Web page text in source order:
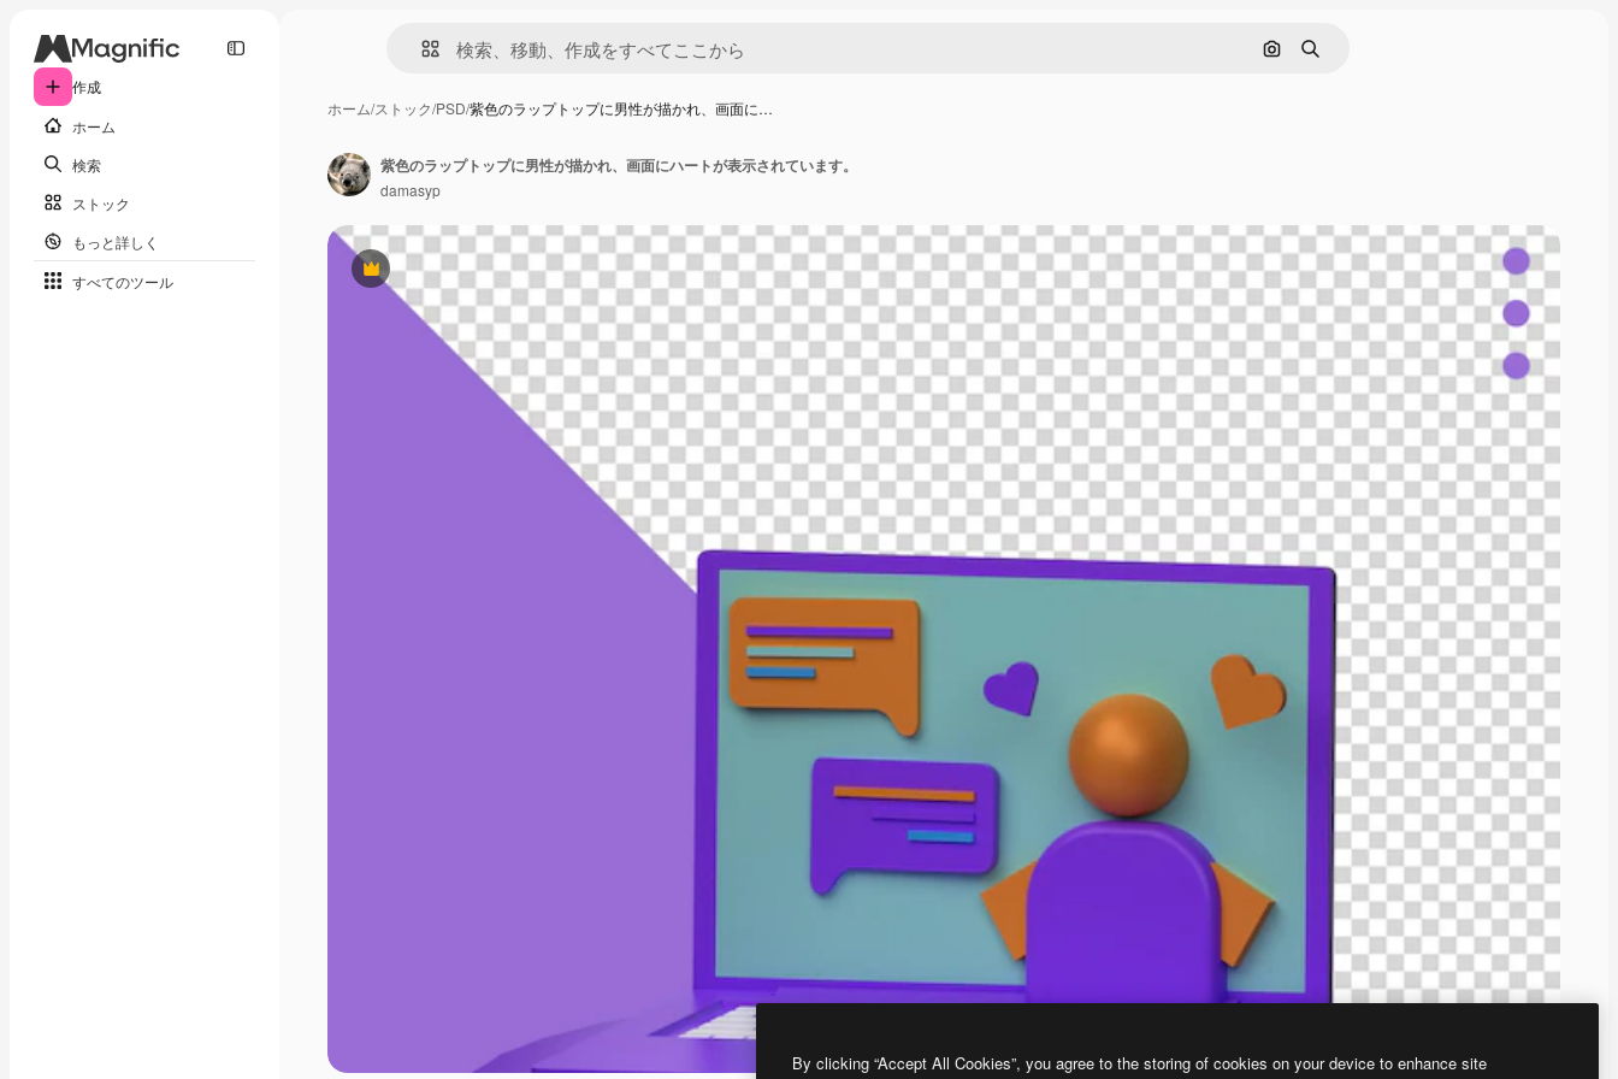
作成
ホーム
検索
ストック
もっと詳しく
すべてのツール
画像で検索
検索
ホーム/ストック/PSD/紫色のラップトップに男性が描かれ、画面に…
Premium
紫色のラップトップに男性が描かれ、画面にハートが表示されています。
damasyp
By clicking “Accept All Cookies”, you agree to the storing of cookies on your device to enhance site